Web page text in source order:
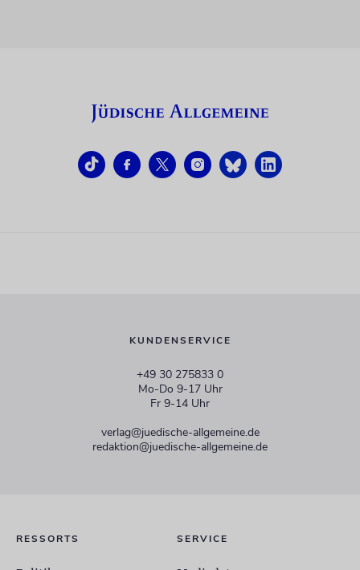
KUNDENSERVICE
+49 30 275833 0
Mo-Do 9-17 Uhr
Fr 9-14 Uhr
verlag@juedische-allgemeine.de
redaktion@juedische-allgemeine.de
RESSORTS SERVICE